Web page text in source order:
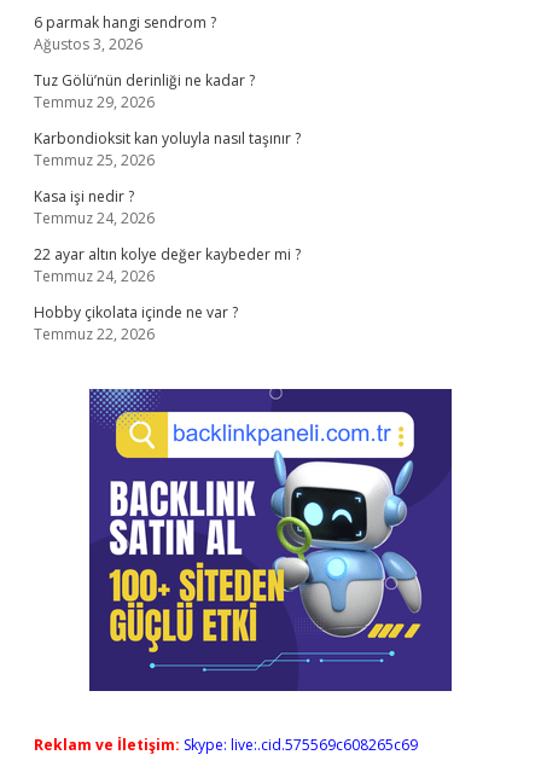
6 parmak hangi sendrom ?
Ağustos 3, 2026
Tuz Gölü’nün derinliği ne kadar ?
Temmuz 29, 2026
Karbondioksit kan yoluyla nasıl taşınır ?
Temmuz 25, 2026
Kasa işi nedir ?
Temmuz 24, 2026
22 ayar altın kolye değer kaybeder mi ?
Temmuz 24, 2026
Hobby çikolata içinde ne var ?
Temmuz 22, 2026
Reklam ve İletişim: Skype: live:.cid.575569c608265c69